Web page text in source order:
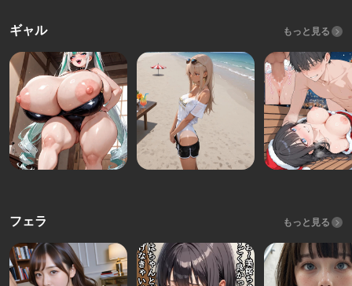
ギャル もっと見る
フェラ もっと見る